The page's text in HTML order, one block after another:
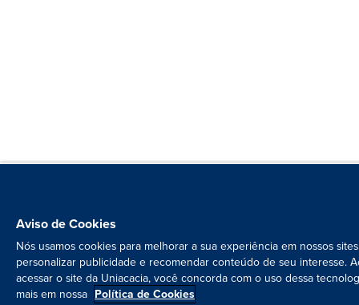
Aviso de Cookies
Nós usamos cookies para melhorar a sua experiência em nossos
personalizar publicidade e recomendar conteúdo de seu interesse.
acessar o site da Uniacacia, você concorda com o uso dessa
mais em nossa Política de Cookies